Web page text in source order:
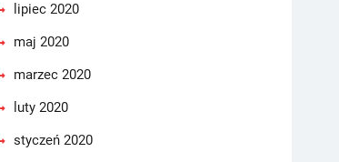
lipiec 2020
maj 2020
marzec 2020
luty 2020
styczeń 2020